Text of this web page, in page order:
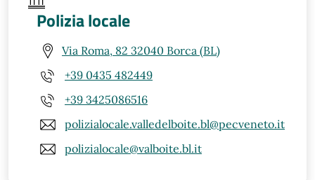
Polizia locale
Via Roma, 82 32040 Borca (BL)
+39 0435 482449
+39 3425086516
polizialocale.valledelboite.bl@pecveneto.it
polizialocale@valboite.bl.it